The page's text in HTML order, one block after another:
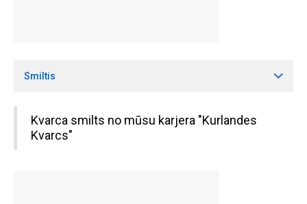
Smiltis
Kvarca smilts no mūsu karjera "Kurlandes
Kvarcs"